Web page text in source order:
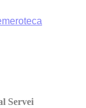
Servei